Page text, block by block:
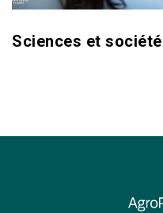
Sciences et société